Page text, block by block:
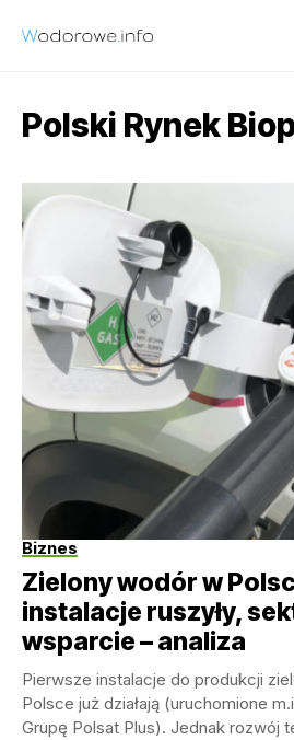
Polski Rynek
Biznes
Zielony wodór w
instalacje ruszyły,
wsparcie – analiza
Pierwsze instalacje do produkcji
Polsce już działają (uruchomione
Grupę Polsat Plus). Jednak rozwój